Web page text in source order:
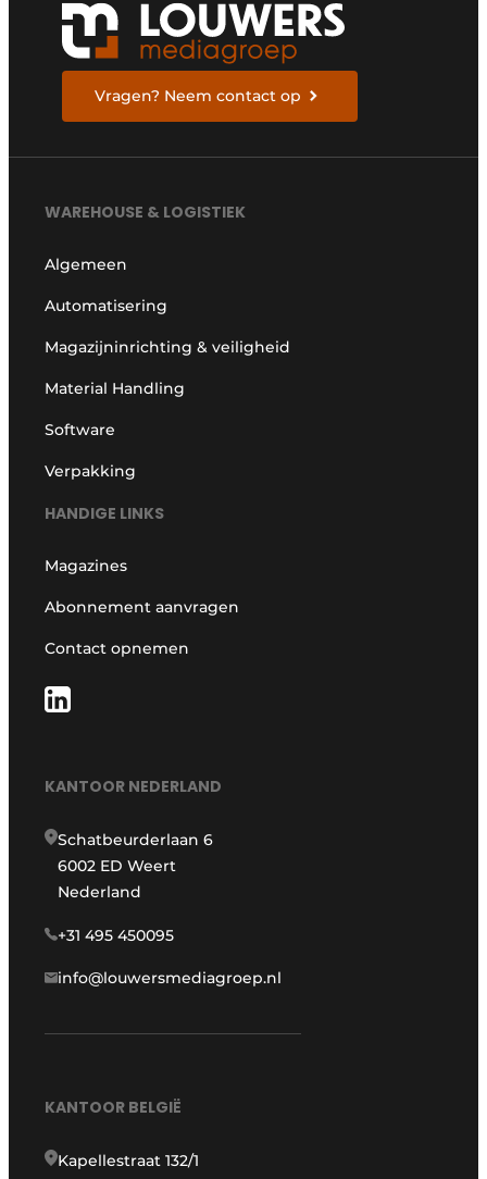
Vragen? Neem contact op
WAREHOUSE & LOGISTIEK
Algemeen
Automatisering
Magazijninrichting & veiligheid
Material Handling
Software
Verpakking
HANDIGE LINKS
Magazines
Abonnement aanvragen
Contact opnemen
KANTOOR NEDERLAND
Schatbeurderlaan 6
6002 ED Weert
Nederland
+31 495 450095
info@louwersmediagroep.nl
KANTOOR BELGIË
Kapellestraat 132/1